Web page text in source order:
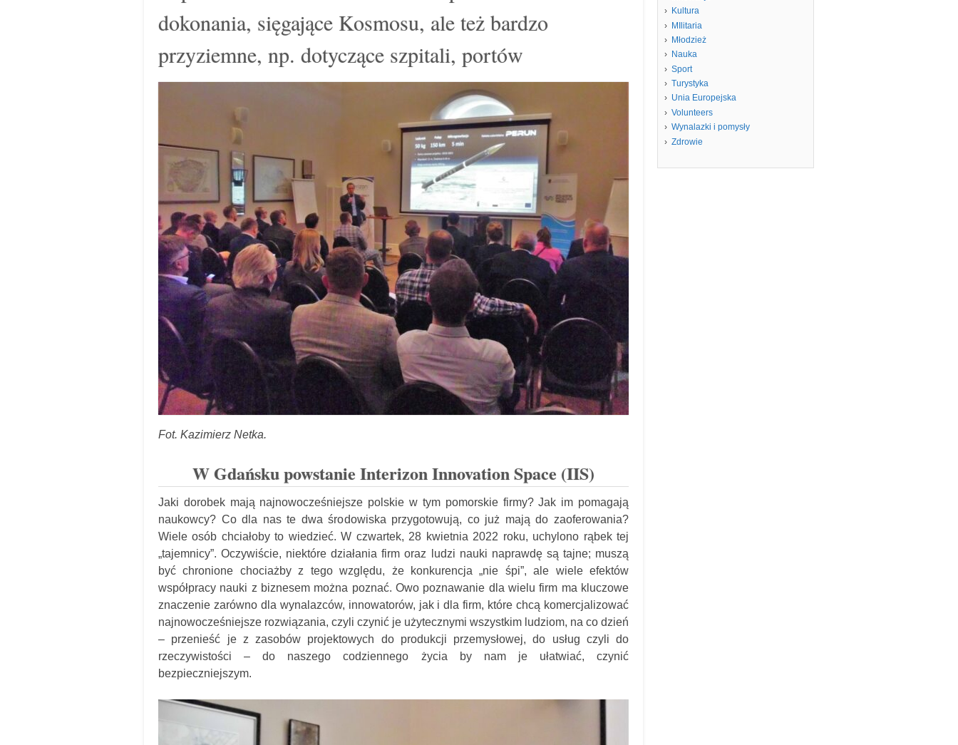
dokonania, sięgające Kosmosu, ale też bardzo
przyziemne, np. dotyczące szpitali, portów
Fot. Kazimierz Netka.
W Gdańsku powstanie Interizon Innovation Space (IIS)
Jaki dorobek mają najnowocześniejsze polskie w tym pomorskie firmy? Jak im pomagają
naukowcy? Co dla nas te dwa środowiska przygotowują, co już mają do zaoferowania?
Wiele osób chciałoby to wiedzieć. W czwartek, 28 kwietnia 2022 roku, uchylono rąbek tej
„tajemnicy”. Oczywiście, niektóre działania firm oraz ludzi nauki naprawdę są tajne; muszą
być chronione chociażby z tego względu, że konkurencja „nie śpi”, ale wiele efektów
współpracy nauki z biznesem można poznać. Owo poznawanie dla wielu firm ma kluczowe
znaczenie zarówno dla wynalazców, innowatorów, jak i dla firm, które chcą komercjalizować
najnowocześniejsze rozwiązania, czyli czynić je użytecznymi wszystkim ludziom, na co dzień
– przenieść je z zasobów projektowych do produkcji przemysłowej, do usług czyli do
rzeczywistości – do naszego codziennego życia by nam je ułatwiać, czynić
bezpieczniejszym.
Kultura
MIlitaria
Młodzież
Nauka
Sport
Turystyka
Unia Europejska
Volunteers
Wynalazki i pomysły
Zdrowie